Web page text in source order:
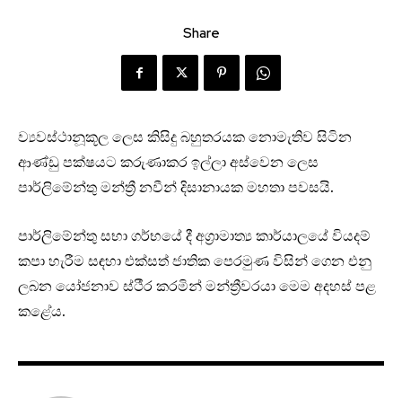
Share
ව්‍යවස්ථානූකූල ලෙස කිසිදු බහුතරයක නොමැතිව සිටින
ආණ්ඩු පක්ෂයට කරුණාකර ඉල්ලා අස්වෙන ලෙස
පාර්ලිමේන්තු මන්ත්‍රී නවීන් දිසානායක මහතා පවසයි.
පාර්ලිමේන්තු සභා ගර්භයේ දී අග්‍රාමාත්‍ය කාර්යාලයේ වියදම්
කපා හැරීම සඳහා එක්සත් ජාතික පෙරමුණ විසින් ගෙන එනු
ලබන යෝජනාව ස්ථීර කරමින් මන්ත්‍රීවරයා මෙම අදහස් පළ
කළේය.